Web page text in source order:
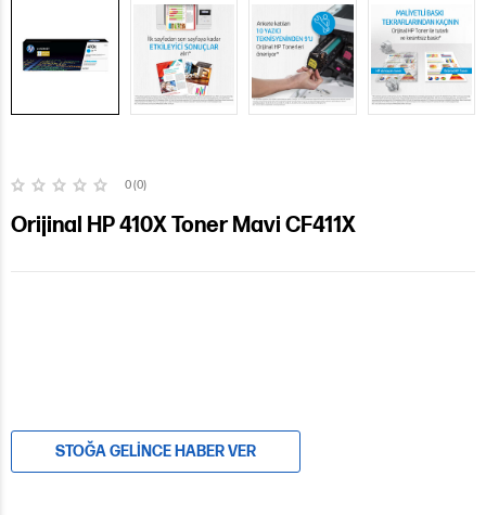
0 (0)
Orijinal HP 410X Toner Mavi CF411X
STOĞA GELINCE HABER VER